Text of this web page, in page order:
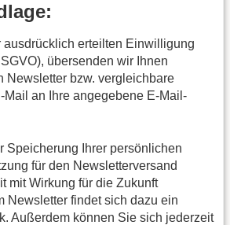
ausdrücklich erteilten Einwilligung
übersenden wir Ihnen
Newsletter bzw. vergleichbare
Mail an Ihre angegebene E-Mail-
Speicherung Ihrer persönlichen
für den Newsletterversand
mit Wirkung für die Zukunft
Newsletter findet sich dazu ein
Außerdem können Sie sich jederzeit